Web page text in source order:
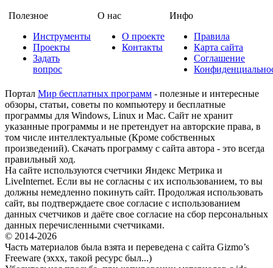
Полезное
Инструменты
Проекты
Задать
вопрос
О нас
О проекте
Контакты
Инфо
Правила
Карта сайта
Соглашение
Портал Мир бесплатных программ - полезные и интересные
обзоры, статьи, советы по компьютеру и бесплатные
программы для Windows, Linux и Mac. Сайт не хранит
указанные программы и не претендует на авторские права, в
том числе интеллектуальные (Кроме собственных
произведений). Скачать программу с сайта автора - это всегда
правильный ход.
На сайте используются счетчики Яндекс Метрика и
LiveInternet. Если вы не согласны с их использованием, то вы
должны немедленно покинуть сайт. Продолжая использовать
сайт, вы подтверждаете свое согласие с использованием
данных счетчиков и даёте свое согласие на сбор персональных
данных перечисленными счетчиками.
© 2014-2026
Часть материалов была взята и переведена с сайта Gizmo’s
Freeware (эххх, такой ресурс был...)